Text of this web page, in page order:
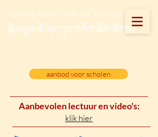
Jonang Kalachakra Centrum
སྦེལ་ལྗམ་ཇོ་ནང་དུས་འཁོར་ཆོས་ཚོགས།
aanbod voor scholen
Aanbevolen lectuur en video's:
klik hier